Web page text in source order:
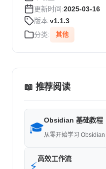
更新时间:2025-03-16
版本:v1.1.3
分类:
其他
📖 推荐阅读
🎓
Obsidian 基础教程
从零开始学习 Obsidian
⚡
高效工作流